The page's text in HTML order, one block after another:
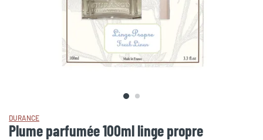
DURANCE
Plume parfumée 100ml linge propre